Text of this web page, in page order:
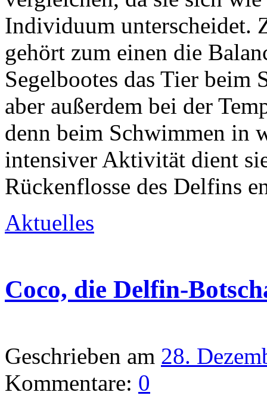
Individuum unterscheidet.
gehört zum einen die
Segelbootes das Tier
aber außerdem bei der
denn beim Schwimmen in
intensiver Aktivität dient
Rückenflosse des Delfins
Aktuelles
Coco, die Delfin-
Geschrieben am 28.
Kommentare: 0